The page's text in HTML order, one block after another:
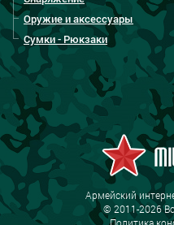
Оружие и аксессуары
Сумки - Рюкзаки
Армейский
© 2011-2026